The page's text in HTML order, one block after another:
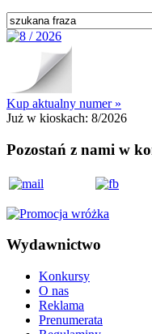
Kup aktualny numer »
Już w kioskach: 8/2026
Pozostań z nami w
Wydawnictwo
Konkursy
O nas
Reklama
Prenumerata